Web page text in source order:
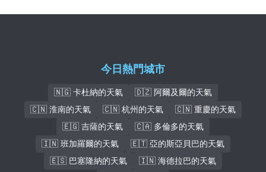
今日熱門城市
🇳🇬 卡杜納的天氣
🇩🇿 阿爾及爾的天氣
🇨🇳 淮南的天氣
🇨🇳 杭州的天氣
🇨🇳 重慶的天氣
🇪🇬 吉薩的天氣
🇨🇦 多倫多的天氣
🇮🇳 班加羅爾的天氣
🇪🇹 亞的斯亞貝巴的天氣
🇪🇸 巴塞隆納的天氣
🇮🇳 海德拉巴的天氣